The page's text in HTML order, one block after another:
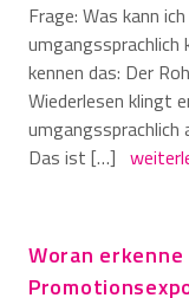
Frage: Was kann
umgangssprachlich
kennen das: Der
Wiederlesen klingt
umgangssprachlich
Das ist […]
Woran erkenne